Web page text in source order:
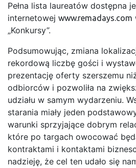
Pełna lista laureatów dostępna
internetowej www.remadays.com
„Konkursy”.
Podsumowując, zmiana
rekordową liczbę gości i
prezentację oferty szerszemu
odbiorców i pozwoliła na
udziału w samym wydarzeniu.
starania miały jeden
warunki sprzyjające dobrym
które po targach owocować
kontraktami i kontaktami
nadzieję, że cel ten udało się